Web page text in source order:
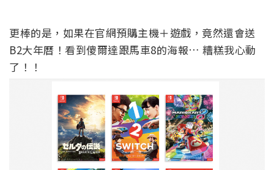
更棒的是，如果在官網預購主機＋遊戲，竟然還會送
B2大年曆！看到傻爾達跟馬車8的海報… 糟糕我心動
了！！